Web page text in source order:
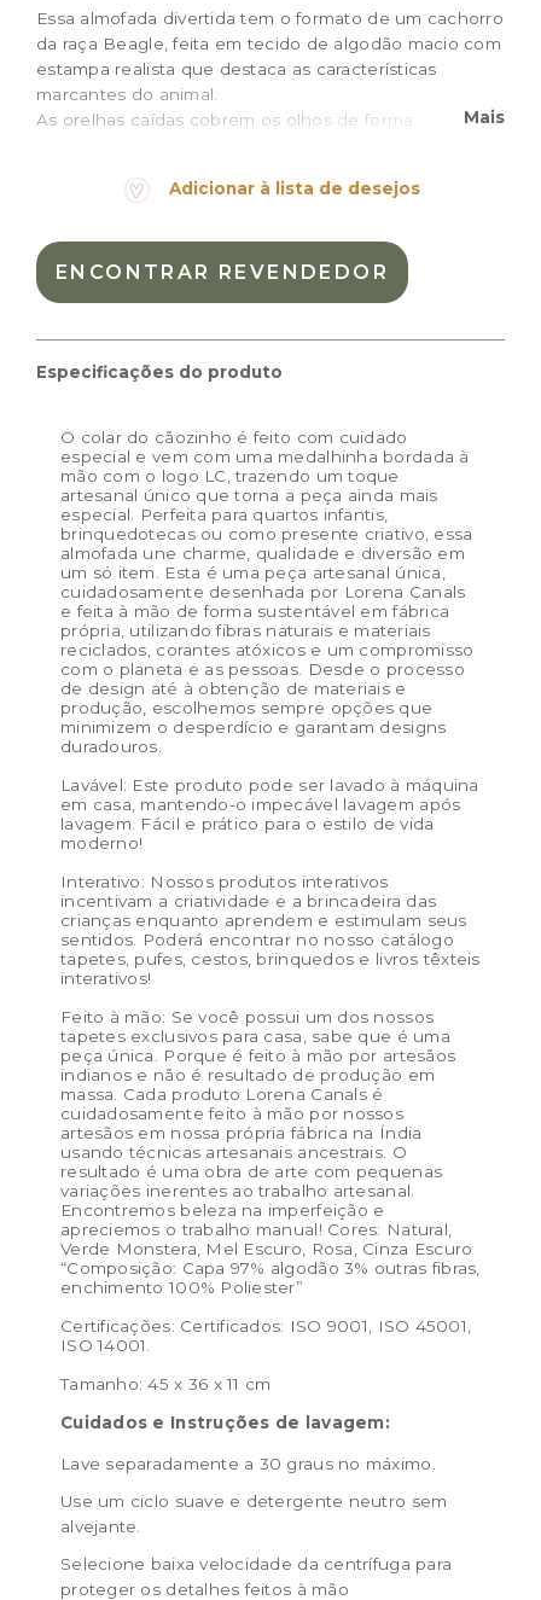
Essa almofada divertida tem o formato de um cachorro
da raça Beagle, feita em tecido de algodão macio com
estampa realista que destaca as características
marcantes do animal.
As orelhas caídas cobrem os olhos de forma
Cor:
Materiais:
Dimensões das embalagem:
Mais
Adicionar à lista de desejos
ENCONTRAR REVENDEDOR
Especificações do produto
O colar do cãozinho é feito com cuidado
especial e vem com uma medalhinha bordada à
mão com o logo LC, trazendo um toque
artesanal único que torna a peça ainda mais
especial. Perfeita para quartos infantis,
brinquedotecas ou como presente criativo, essa
almofada une charme, qualidade e diversão em
um só item. Esta é uma peça artesanal única,
cuidadosamente desenhada por Lorena Canals
e feita à mão de forma sustentável em fábrica
própria, utilizando fibras naturais e materiais
reciclados, corantes atóxicos e um compromisso
com o planeta e as pessoas. Desde o processo
de design até à obtenção de materiais e
produção, escolhemos sempre opções que
minimizem o desperdício e garantam designs
duradouros.
Lavável: Este produto pode ser lavado à máquina
em casa, mantendo-o impecável lavagem após
lavagem. Fácil e prático para o estilo de vida
moderno!
Interativo: Nossos produtos interativos
incentivam a criatividade e a brincadeira das
crianças enquanto aprendem e estimulam seus
sentidos. Poderá encontrar no nosso catálogo
tapetes, pufes, cestos, brinquedos e livros têxteis
interativos!
Feito à mão: Se você possui um dos nossos
tapetes exclusivos para casa, sabe que é uma
peça única. Porque é feito à mão por artesãos
indianos e não é resultado de produção em
massa. Cada produto Lorena Canals é
cuidadosamente feito à mão por nossos
artesãos em nossa própria fábrica na Índia
usando técnicas artesanais ancestrais. O
resultado é uma obra de arte com pequenas
variações inerentes ao trabalho artesanal.
Encontremos beleza na imperfeição e
apreciemos o trabalho manual! Cores: Natural,
Verde Monstera, Mel Escuro, Rosa, Cinza Escuro
“Composição: Capa 97% algodão 3% outras fibras,
enchimento 100% Poliester”
Certificações: Certificados: ISO 9001, ISO 45001,
ISO 14001.
Tamanho: 45 x 36 x 11 cm
Cuidados e Instruções de lavagem:
Lave separadamente a 30 graus no máximo.
Use um ciclo suave e detergente neutro sem
alvejante.
Selecione baixa velocidade da centrífuga para
proteger os detalhes feitos à mão